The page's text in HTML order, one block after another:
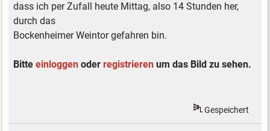
dass ich per Zufall heute Mittag, also 14 Stunden her,
durch das
Bockenheimer Weintor gefahren bin.
Bitteeinloggen oderregistrieren um das Bild zu sehen.
Gespeichert